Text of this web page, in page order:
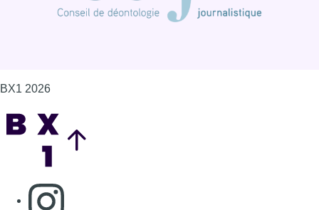
BX1 2026
Consulter page Instagram